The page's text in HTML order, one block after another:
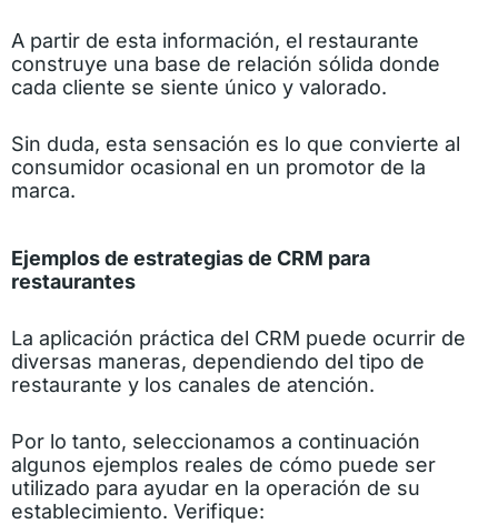
A partir de esta información, el restaurante
construye una base de relación sólida donde
cada cliente se siente único y valorado.
Sin duda, esta sensación es lo que convierte al
consumidor ocasional en un promotor de la
marca.
Ejemplos de estrategias de CRM para
restaurantes
La aplicación práctica del CRM puede ocurrir de
diversas maneras, dependiendo del tipo de
restaurante y los canales de atención.
Por lo tanto, seleccionamos a continuación
algunos ejemplos reales de cómo puede ser
utilizado para ayudar en la operación de su
establecimiento. Verifique: